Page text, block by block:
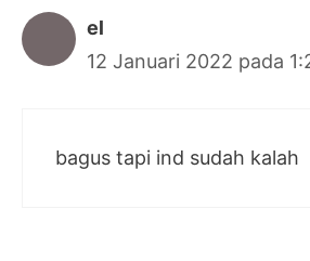
el
12 Januari 2022 pada
bagus tapi ind sudah kalah